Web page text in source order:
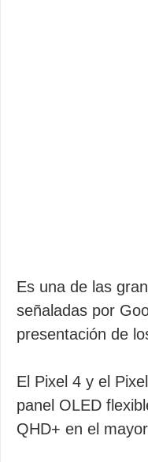
Es una de las
señaladas por
presentación de
El Pixel 4 y el
panel OLED
QHD+ en el